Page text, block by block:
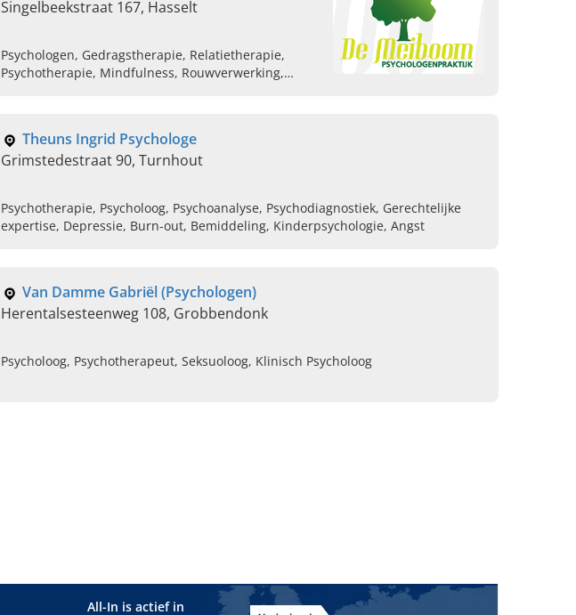
Singelbeekstraat 167, Hasselt
Psychologen, Gedragstherapie, Relatietherapie,
Psychotherapie, Mindfulness, Rouwverwerking,
Theuns Ingrid Psychologe
Grimstedestraat 90, Turnhout
Psychotherapie, Psycholoog, Psychoanalyse, Psychodiagnostiek, Gerechtelijke
expertise, Depressie, Burn-out, Bemiddeling, Kinderpsychologie, Angst
Van Damme Gabriël (Psychologen)
Herentalsesteenweg 108, Grobbendonk
Psycholoog, Psychotherapeut, Seksuoloog, Klinisch Psycholoog
All-In is actief in